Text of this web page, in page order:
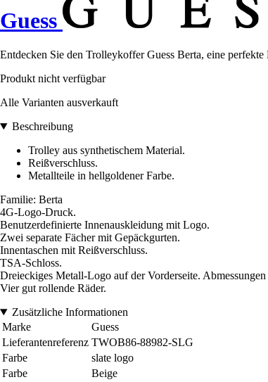
Guess
Entdecken Sie den Trolleykoffer Guess Berta, eine
Produkt nicht verfügbar
Alle Varianten ausverkauft
Beschreibung
Trolley aus synthetischem Material.
Reißverschluss.
Metallteile in hellgoldener Farbe.
Familie: Berta
4G-Logo-Druck.
Benutzerdefinierte Innenauskleidung mit Logo.
Zwei separate Fächer mit Gepäckgurten.
Innentaschen mit Reißverschluss.
TSA-Schloss.
Dreieckiges Metall-Logo auf der Vorderseite.
Vier gut rollende Räder.
Zusätzliche Informationen
Marke
Guess
Lieferantenreferenz TWOB86-88982-SLG
Farbe
slate logo
Farbe
Beige